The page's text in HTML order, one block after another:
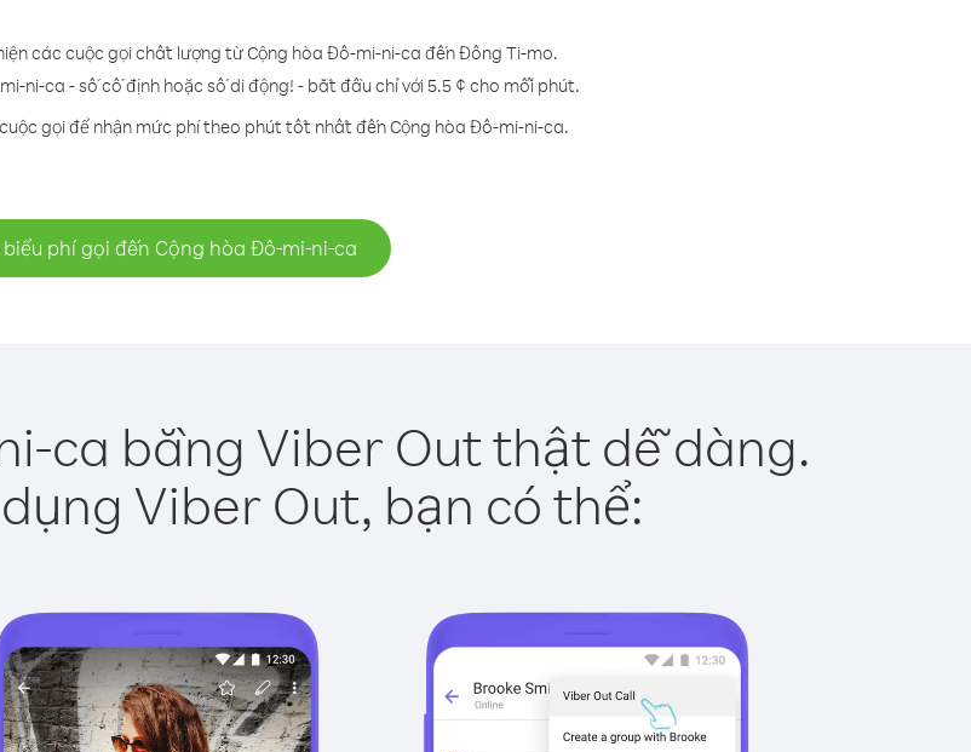
các cuộc gọi chất lượng từ Cộng hòa Đô-mi-ni-ca đến Đông Ti-mo.
ni-ca - số cố định hoặc số di động! - bắt đầu chỉ với 5.5 ¢ cho mỗi phút.
gọi để nhận mức phí theo phút tốt nhất đến Cộng hòa Đô-mi-ni-ca.
biểu phí gọi đến Cộng hòa Đô-mi-ni-ca
ca bằng Viber Out thật dễ dàng.
Viber Out, bạn có thể: